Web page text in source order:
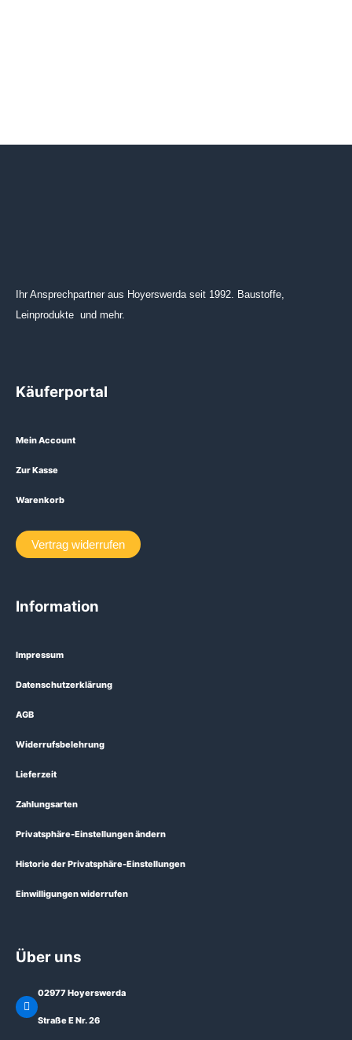
Ihr Ansprechpartner aus Hoyerswerda seit 1992. Baustoffe,
Leinprodukte und mehr.
Käuferportal
Mein Account
Zur Kasse
Warenkorb
Vertrag widerrufen
Information
Impressum
Datenschutzerklärung
AGB
Widerrufsbelehrung
Lieferzeit
Zahlungsarten
Privatsphäre-Einstellungen ändern
Historie der Privatsphäre-Einstellungen
Einwilligungen widerrufen
Über uns
02977 Hoyerswerda
Straße E Nr. 26